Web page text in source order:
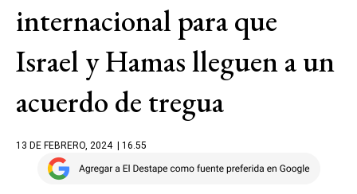
internacional para que
Israel y Hamas lleguen a un
acuerdo de tregua
13 DE FEBRERO, 2024 | 16.55